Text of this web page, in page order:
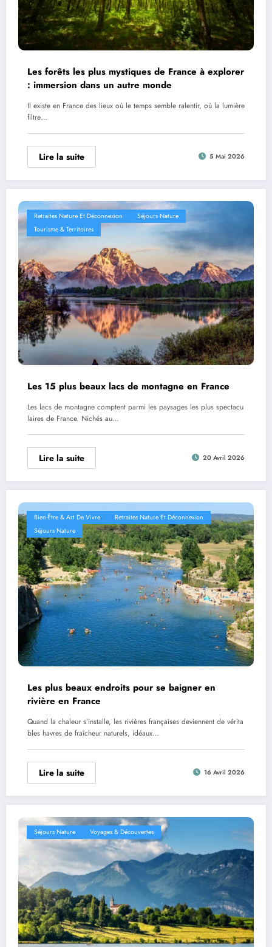
Les forêts les plus mystiques de France à explorer
: immersion dans un autre monde
Il existe en France des lieux où le temps semble ralentir, où la lumière
filtre…
Lire la suite 5 Mai 2026
Retraites Nature Et Déconnexion
Séjours Nature
Tourisme & Territoires
Les 15 plus beaux lacs de montagne en France
Les lacs de montagne comptent parmi les paysages les plus spectacu
laires de France. Nichés au…
Lire la suite 20 Avril 2026
Bien-Être & Art De Vivre
Retraites Nature Et Déconnexion
Séjours Nature
Les plus beaux endroits pour se baigner en
rivière en France
Quand la chaleur s’installe, les rivières françaises deviennent de vérita
bles havres de fraîcheur naturels, idéaux…
Lire la suite 16 Avril 2026
Séjours Nature Voyages & Découvertes